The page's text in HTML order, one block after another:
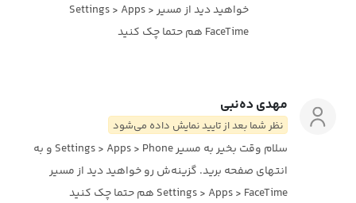
خواهید دید از مسیر Settings > Apps >
FaceTime هم حتما چک کنید
مهدی ده‌نبی
نظر شما بعد از تایید نمایش داده می‌شود
سلام وقت بخیر به مسیر Settings > Apps > Phone و به
انتهای صفحه برید. گزینه‌ش رو خواهید دید از مسیر
Settings > Apps > FaceTime هم حتما چک کنید